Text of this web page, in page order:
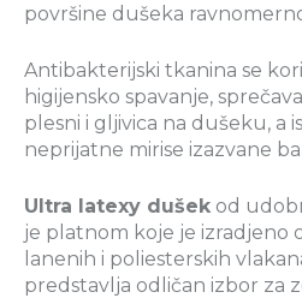
površine dušeka
Antibakterijski tkanina se
higijensko spavanje,
plesni i gljivica na dušeku, a
neprijatne mirise izazvane
Ultra latexy dušek od
je platnom koje je izradjeno
lanenih i poliesterskih
predstavlja odličan izbor za